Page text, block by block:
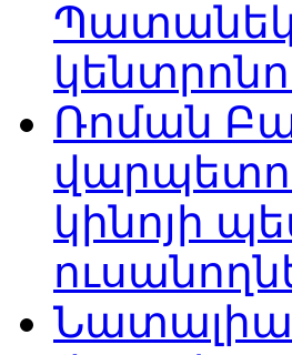
Ռոման
կինոյի
Նատալիա